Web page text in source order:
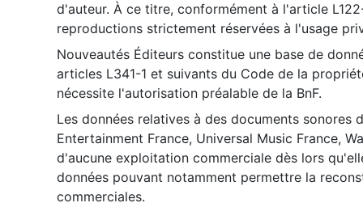
d'auteur. À ce titre, conformément à l'article
reproductions strictement réservées à l'usage
Nouveautés Éditeurs constitue une base de
articles L341-1 et suivants du Code de la
nécessite l'autorisation préalable de la BnF.
Les données relatives à des documents sonores
Entertainment France, Universal Music France,
d'aucune exploitation commerciale dès lors
données pouvant notamment permettre la
commerciales.